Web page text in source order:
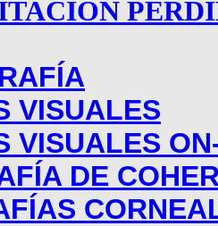
VISUALES
VISUALES
DE